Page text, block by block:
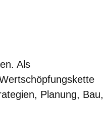
Als
Planung, Bau,